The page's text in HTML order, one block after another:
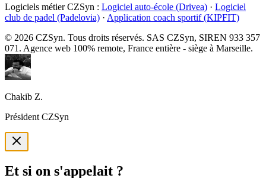
Logiciels métier CZSyn : Logiciel auto-école (Drivea) · Logiciel
club de padel (Padelovia) · Application coach sportif (KIPFIT)
© 2026 CZSyn. Tous droits réservés. SAS CZSyn, SIREN 933 357
071. Agence web 100% remote, France entière - siège à Marseille.
Chakib Z.
Président CZSyn
Et si on s'appelait ?